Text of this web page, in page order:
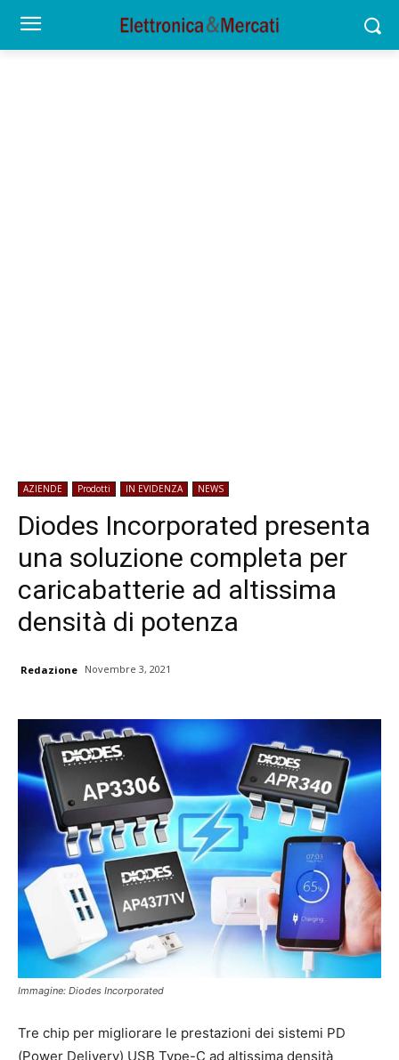
AZIENDE Prodotti IN EVIDENZA NEWS
Diodes Incorporated presenta
una soluzione completa per
caricabatterie ad altissima
densità di potenza
Redazione Novembre 3, 2021
Immagine: Diodes Incorporated
Tre chip per migliorare le prestazioni dei sistemi PD
(Power Delivery) USB Type-C ad altissima densità